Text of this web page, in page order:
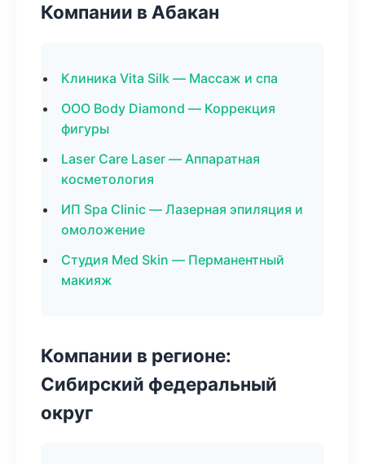
Компании в Абакан
Клиника Vita Silk — Массаж и спа
ООО Body Diamond — Коррекция
фигуры
Laser Care Laser — Аппаратная
косметология
ИП Spa Clinic — Лазерная эпиляция и
омоложение
Студия Med Skin — Перманентный
макияж
Компании в регионе:
Сибирский федеральный
округ